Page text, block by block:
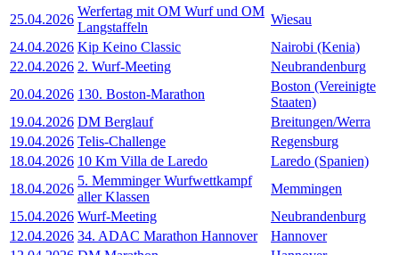
25.04.2026
Werfertag mit OM Wurf und OM
Langstaffeln
Wiesau
24.04.2026 Kip Keino Classic
Nairobi (Kenia)
22.04.2026 2. Wurf-Meeting
Neubrandenburg
20.04.2026 130. Boston-Marathon
Boston (Vereinigte
Staaten)
19.04.2026 DM Berglauf
Breitungen/Werra
19.04.2026 Telis-Challenge
Regensburg
18.04.2026 10 Km Villa de Laredo
Laredo (Spanien)
18.04.2026
5. Memminger Wurfwettkampf
aller Klassen
Memmingen
15.04.2026 Wurf-Meeting
Neubrandenburg
12.04.2026 34. ADAC Marathon Hannover
Hannover